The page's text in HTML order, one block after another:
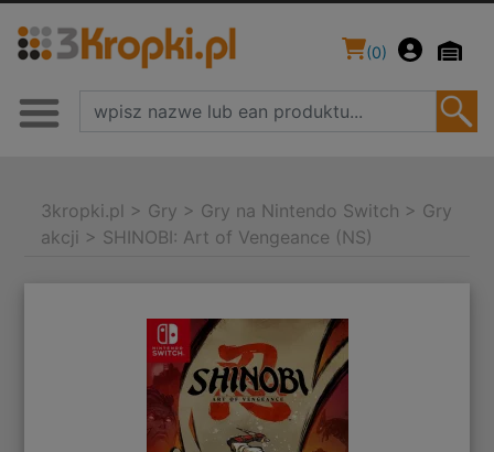
(0)
3kropki.pl > Gry > Gry na Nintendo Switch > Gry
akcji > SHINOBI: Art of Vengeance (NS)